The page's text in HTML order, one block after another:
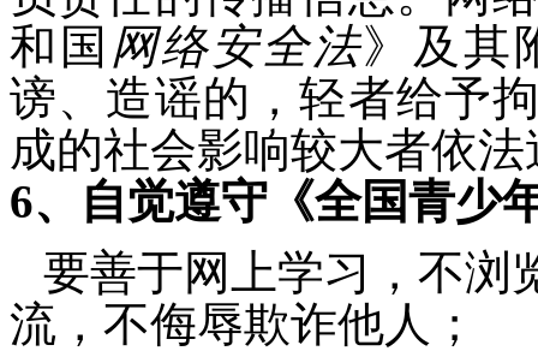
和国 网络安全法》及其
谤、造谣的，轻者给予
成的社会影响较大者依
6、自觉遵守《全国青少
要善于网上学习，不浏
流，不侮辱欺诈他人；